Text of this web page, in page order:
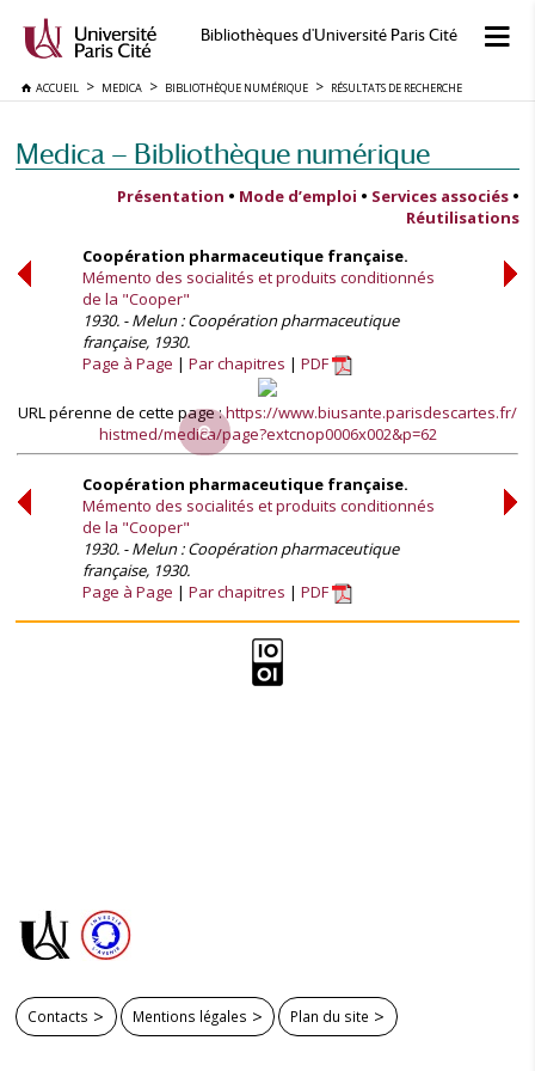
Bibliothèques d'Université Paris Cité
ACCUEIL MEDICA BIBLIOTHÈQUE NUMÉRIQUE RÉSULTATS DE RECHERCHE
Medica — Bibliothèque numérique
Présentation • Mode d’emploi • Services associés •
Réutilisations
Coopération pharmaceutique française.
Mémento des socialités et produits conditionnés
de la "Cooper"
1930. - Melun : Coopération pharmaceutique
française, 1930.
Page à Page
Par chapitres PDF
URL pérenne de cette page :https://www.biusante.parisdescartes.fr/
histmed/medica/page?extcnop0006x002&p=62
Coopération pharmaceutique française.
Mémento des socialités et produits conditionnés
de la "Cooper"
1930. - Melun : Coopération pharmaceutique
française, 1930.
Page à Page
Par chapitres PDF
Contacts Mentions légales Plan du site